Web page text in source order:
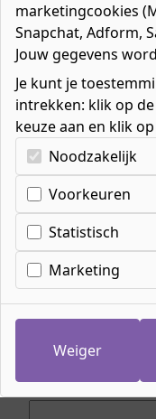
Favorieten0
Mijn ROC
Zoeken
Op dit moment
mee te lopen bij
gerust, we
toe. Laat je
eenmalig een e-
marketingcookies
Snapchat, Adform,
Jouw gegevens
Je kunt je
intrekken: klik op
keuze aan en klik
Kies uw cookie-
Noodzakelijk
Voorkeuren
Statistisch
Marketing
Weiger